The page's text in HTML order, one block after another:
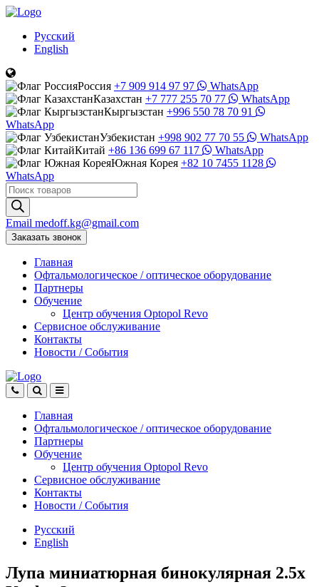
Русский
English
Россия +7 909 914 97 97
WhatsApp
Казахстан +7 777 255 70 77
WhatsApp
Кыргызстан +996 550 78 70 91
WhatsApp
Узбекистан +998 902 77 70 55
WhatsApp
Китай +86 136 699 67 117
WhatsApp
Южная Корея +82 10 7455 1128
WhatsApp
Поиск
товаров
Email medoff.kg@gmail.com
Заказать звонок
Главная
Офтальмологическое / оптическое оборудование
Партнеры
Обучение
Центр обучения Оptopol Revo
Сервисное обслуживание
Контакты
Новости / События
Главная
Офтальмологическое / оптическое оборудование
Партнеры
Обучение
Центр обучения Оptopol Revo
Сервисное обслуживание
Контакты
Новости / События
Русский
English
Лупа миниатюрная бинокулярная 2.5x